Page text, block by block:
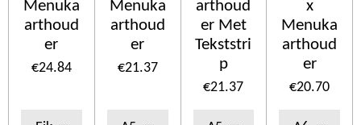
Menuka
arthoud
er
€24.84
Menuka
arthoud
er
€21.37
arthoud
er Met
Tekststri
p
€21.37
x
Menuka
arthoud
er
€20.70